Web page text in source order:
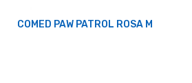
COMED PAW PATROL ROSA M